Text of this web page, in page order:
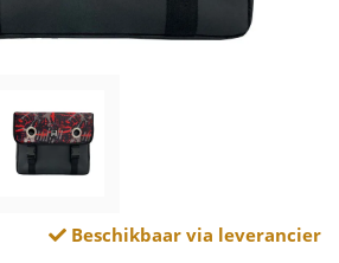
Beschikbaar via leverancier